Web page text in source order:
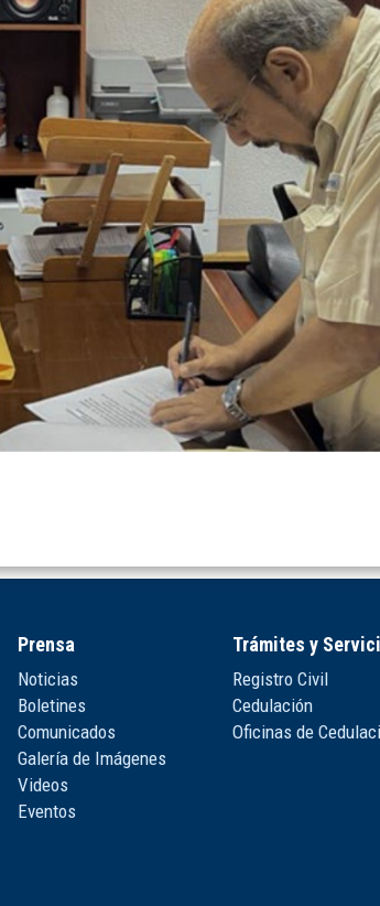
Prensa
Noticias
Boletines
Comunicados
Galería de Imágenes
Videos
Eventos
Trámites y
Registro Civil
Cedulación
Oficinas de